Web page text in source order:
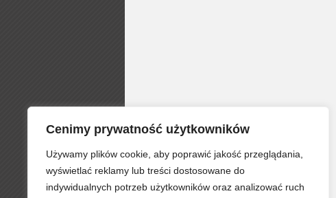
Cenimy prywatność użytkowników
Używamy plików cookie, aby poprawić jakość przeglądania,
wyświetlać reklamy lub treści dostosowane do
indywidualnych potrzeb użytkowników oraz analizować ruch